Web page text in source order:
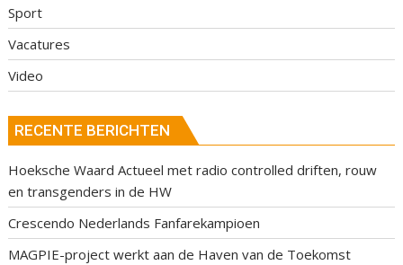
Sport
Vacatures
Video
RECENTE BERICHTEN
Hoeksche Waard Actueel met radio controlled driften, rouw
en transgenders in de HW
Crescendo Nederlands Fanfarekampioen
MAGPIE-project werkt aan de Haven van de Toekomst